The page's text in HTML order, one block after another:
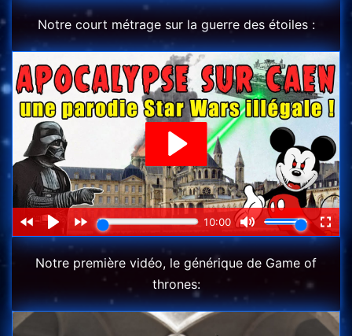
Notre court métrage sur la guerre des étoiles :
Notre première vidéo, le générique de Game of
thrones: